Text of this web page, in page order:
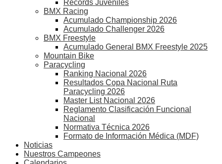
Récords Juveniles
BMX Racing
Acumulado Championship 2026
Acumulado Challenger 2026
BMX Freestyle
Acumulado General BMX Freestyle 2025
Mountain Bike
Paracycling
Ranking Nacional 2026
Resultados Copa Nacional Ruta
Paracycling 2026
Master List Nacional 2026
Reglamento Clasificación Funcional
Nacional
Normativa Técnica 2026
Formato de Información Médica (MDF)
Noticias
Nuestros Campeones